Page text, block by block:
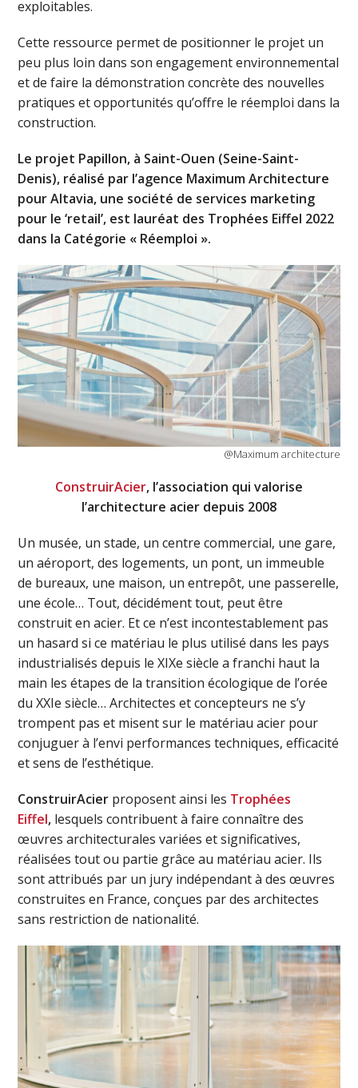
exploitables.
Cette ressource permet de positionner le projet un
peu plus loin dans son engagement environnemental
et de faire la démonstration concrète des nouvelles
pratiques et opportunités qu’offre le réemploi dans la
construction.
Le projet Papillon, à Saint-Ouen (Seine-Saint-
Denis), réalisé par l’agence Maximum Architecture
pour Altavia, une société de services marketing
pour le ‘retail’, est lauréat des Trophées Eiffel 2022
dans la Catégorie « Réemploi ».
@Maximum architecture
ConstruirAcier, l’association qui valorise
l’architecture acier depuis 2008
Un musée, un stade, un centre commercial, une gare,
un aéroport, des logements, un pont, un immeuble
de bureaux, une maison, un entrepôt, une passerelle,
une école… Tout, décidément tout, peut être
construit en acier. Et ce n’est incontestablement pas
un hasard si ce matériau le plus utilisé dans les pays
industrialisés depuis le XIXe siècle a franchi haut la
main les étapes de la transition écologique de l’orée
du XXIe siècle… Architectes et concepteurs ne s’y
trompent pas et misent sur le matériau acier pour
conjuguer à l’envi performances techniques, efficacité
et sens de l’esthétique.
ConstruirAcier proposent ainsi les Trophées
Eiffel, lesquels contribuent à faire connaître des
œuvres architecturales variées et significatives,
réalisées tout ou partie grâce au matériau acier. Ils
sont attribués par un jury indépendant à des œuvres
construites en France, conçues par des architectes
sans restriction de nationalité.